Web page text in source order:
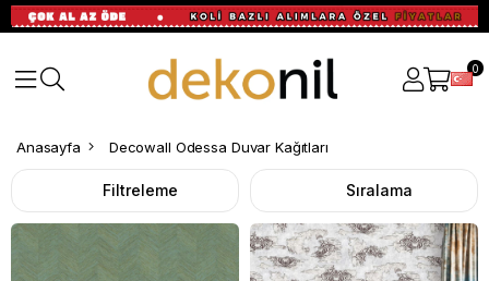
0
Anasayfa Decowall Odessa Duvar Kağıtları
Filtreleme Sıralama